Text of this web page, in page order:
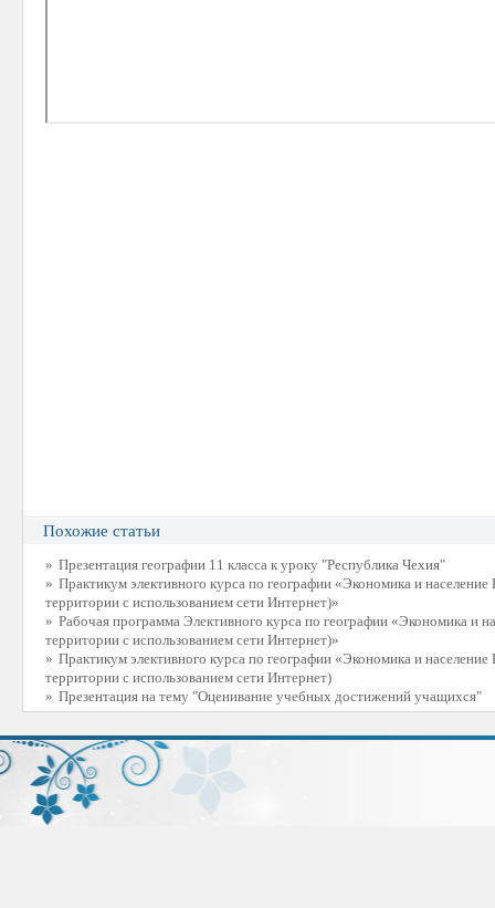
Похожие статьи
» Презентация географии 11 класса к уроку "Республика Чехия"
» Практикум элективного курса по географии «Экономика и население
территории с использованием сети Интернет)»
» Рабочая программа Элективного курса по географии «Экономика и
территории с использованием сети Интернет)»
» Практикум элективного курса по географии «Экономика и население
территории с использованием сети Интернет)
» Презентация на тему "Оценивание учебных достижений учащихся"